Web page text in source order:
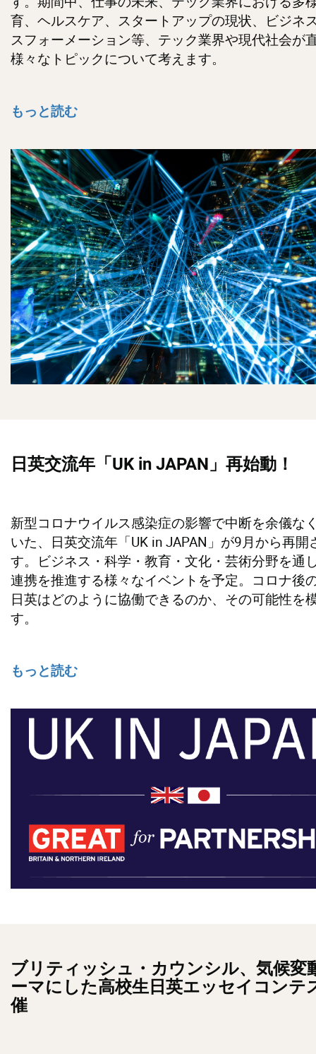
育、ヘルスケア、スタートアップの現状、ビジネ
スフォーメーション等、テック業界や現代社会が
様々なトピックについて考えます。
もっと読む
日英交流年「UK in JAPAN」再始動！
新型コロナウイルス感染症の影響で中断を余儀な
いた、日英交流年「UK in JAPAN」が9月から再開
す。ビジネス・科学・教育・文化・芸術分野を通
連携を推進する様々なイベントを予定。コロナ後
日英はどのように協働できるのか、その可能性を
す。
もっと読む
ブリティッシュ・カウンシル、 気候変
ーマにした高校生日英エッセイコンテ
催